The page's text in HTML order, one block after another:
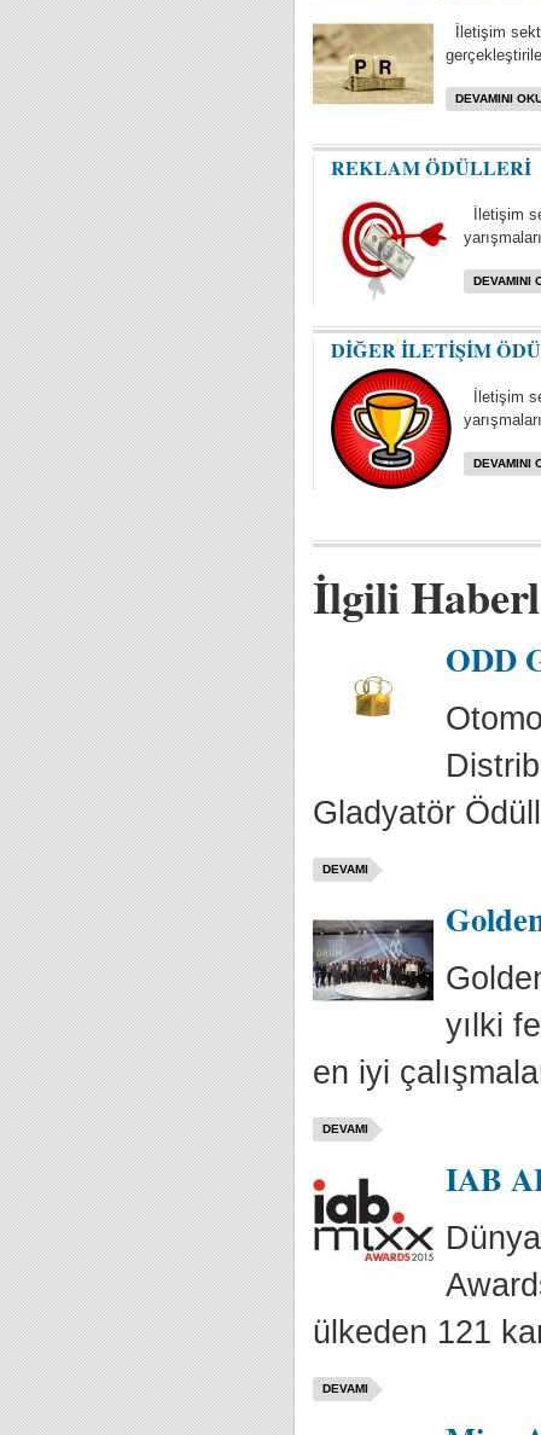
İletişim
DEVAMINI
REKLAM ÖDÜLLERİ
İletişim
DEVAMINI
DİĞER İLETİŞİM
İletişim
DEVAMINI
İlgili
ODD
Gladyatör
DEVAMI
yılki
en iyi
DEVAMI
IAB
ülkeden 121
DEVAMI